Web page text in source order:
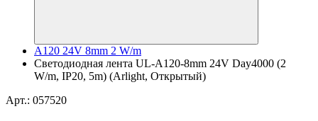
A120 24V 8mm 2 W/m
Светодиодная лента UL-A120-8mm 24V Day4000 (2
W/m, IP20, 5m) (Arlight, Открытый)
Арт.: 057520